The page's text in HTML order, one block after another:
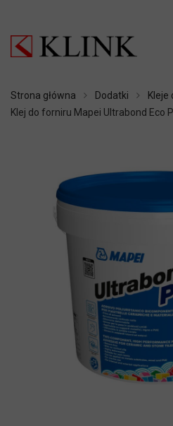
Strona główna Dodatki
Klej do forniru Mapei Ultrabond Eco